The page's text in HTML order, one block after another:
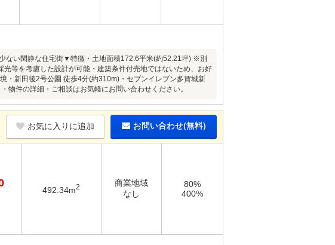
ない閑静な住宅街▼特徴・土地面積172.6平米(約52.21坪) ※別
等を考慮した設計が可能・建築条件付売地ではないため、お好
・新田後2号公園 徒歩4分(約310m)・セブンイレブン多賀城新
件の詳細・ご相談はお気軽にお問い合わせください。
お気に入りに追加 お問い合わせ(無料)
492.34m2
商業地域
なし
80%
400%